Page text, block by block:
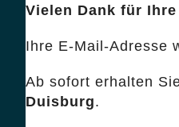
Vielen Dank für
Ihre E-Mail-Adresse
Ab sofort erhalten
Duisburg.